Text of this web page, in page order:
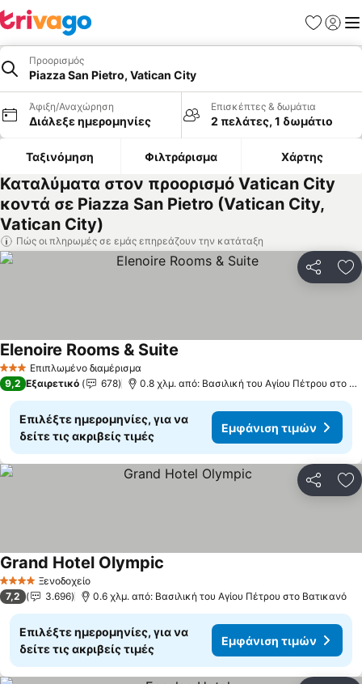
Προορισμός
Piazza San Pietro, Vatican City
Άφιξη/Αναχώρηση
Διάλεξε ημερομηνίες
Επισκέπτες & δωμάτια
2 πελάτες, 1 δωμάτιο
Ταξινόμηση Φιλτράρισμα Χάρτης
Καταλύματα στον προορισμό Vatican City
κοντά σε Piazza San Pietro (Vatican City,
Vatican City)
Πώς οι πληρωμές σε εμάς επηρεάζουν την κατάταξη
3 ΑστέριαΕπιπλωμένο διαμέρισμα
Elenoire Rooms & Suite
9,2 Εξαιρετικό 678 0.8 χλμ. από: Βασιλική του Αγίου Πέτρου στο Βατικανό
Επιλέξτε ημερομηνίες, για να
δείτε τις ακριβείς τιμές
Εμφάνιση τιμών
4 ΑστέριαΞενοδοχείο
Grand Hotel Olympic
7,2 3.696 0.6 χλμ. από: Βασιλική του Αγίου Πέτρου στο Βατικανό
Επιλέξτε ημερομηνίες, για να
δείτε τις ακριβείς τιμές
Εμφάνιση τιμών